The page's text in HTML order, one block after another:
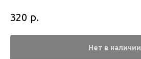
320 р.
Нет в наличии